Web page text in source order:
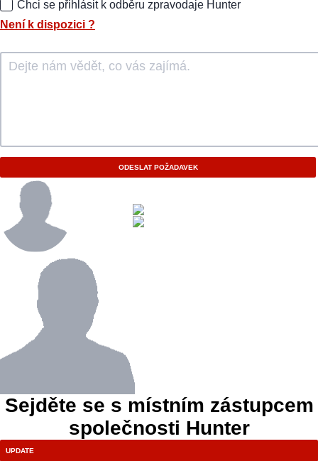
Chci se přihlásit k odběru zpravodaje Hunter
Není k dispozici ?
ODESLAT POŽADAVEK
Sejděte se s místním zástupcem
společnosti Hunter